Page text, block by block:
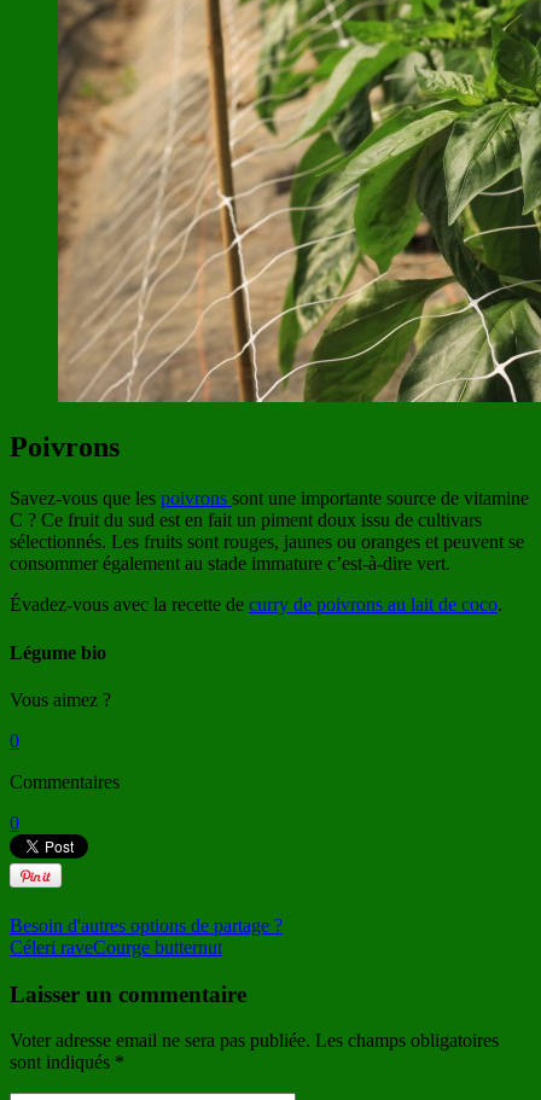
Poivrons
Savez-vous que les poivrons sont une importante source de vitamine
C ? Ce fruit du sud est en fait un piment doux issu de cultivars
sélectionnés. Les fruits sont rouges, jaunes ou oranges et peuvent se
consommer également au stade immature c’est-à-dire vert.
Évadez-vous avec la recette de curry de poivrons au lait de coco.
Légume bio
Vous aimez ?
0
Commentaires
0
Besoin d'autres options de partage ?
Céleri raveCourge butternut
Laisser un commentaire
Voter adresse email ne sera pas publiée. Les champs obligatoires
sont indiqués *